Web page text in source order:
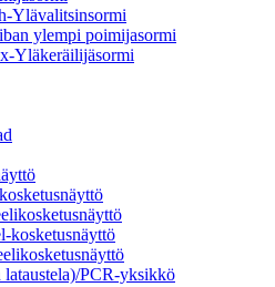
Ylävalitsinsormi
ylempi poimijasormi
Yläkeräilijäsormi
kosketusnäyttö
lataustela)/PCR-yksikkö